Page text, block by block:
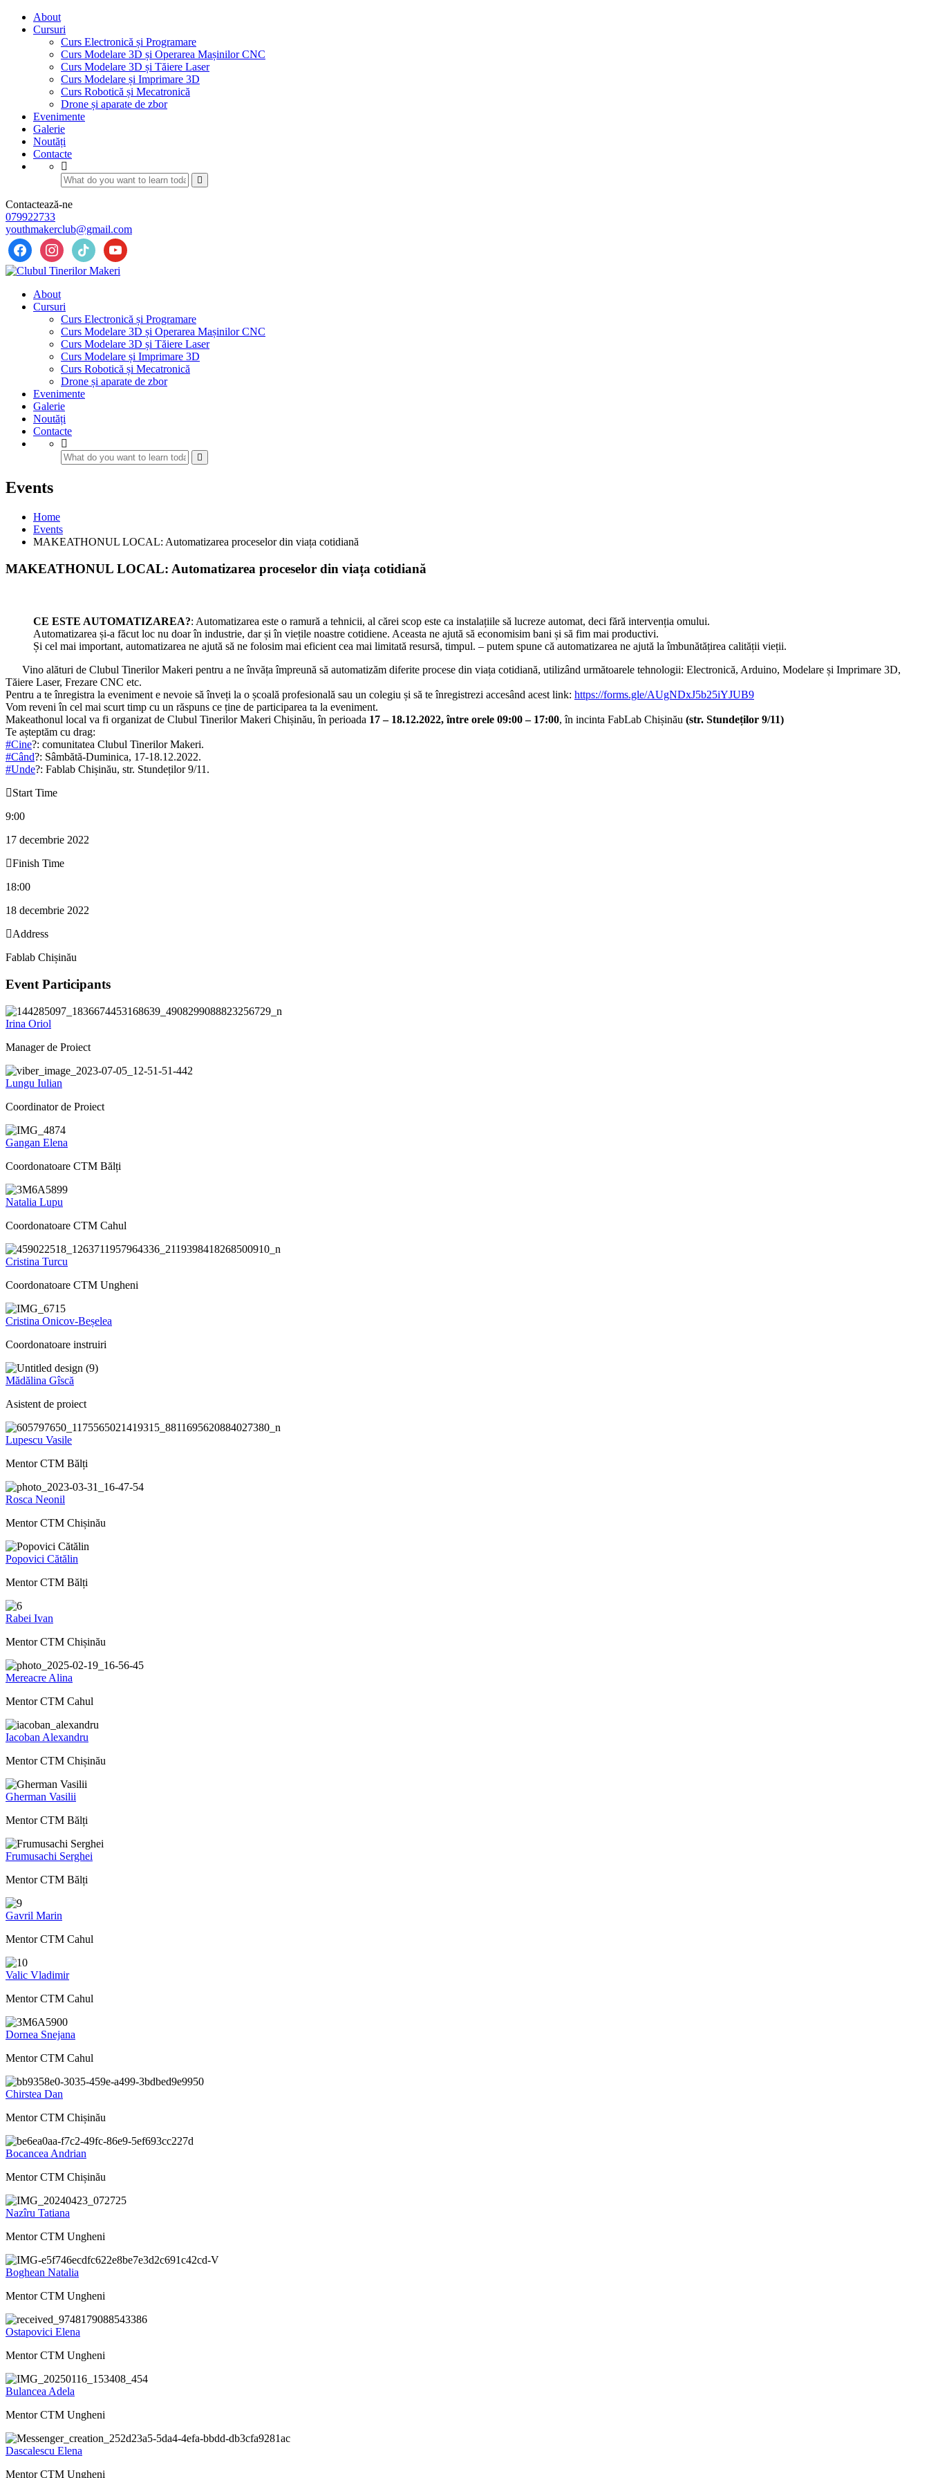
About
Cursuri
Curs Electronică și Programare
Curs Modelare 3D și Operarea Mașinilor CNC
Curs Modelare 3D și Tăiere Laser
Curs Modelare și Imprimare 3D
Curs Robotică și Mecatronică
Drone și aparate de zbor
Evenimente
Galerie
Noutăți
Contacte
Contactează-ne
079922733
youthmakerclub@gmail.com
facebookinstagramtiktok youtube
About
Cursuri
Curs Electronică și Programare
Curs Modelare 3D și Operarea Mașinilor CNC
Curs Modelare 3D și Tăiere Laser
Curs Modelare și Imprimare 3D
Curs Robotică și Mecatronică
Drone și aparate de zbor
Evenimente
Galerie
Noutăți
Contacte
Events
Home
Events
MAKEATHONUL LOCAL: Automatizarea proceselor din viața cotidiană
MAKEATHONUL LOCAL: Automatizarea proceselor din viața cotidiană
CE ESTE AUTOMATIZAREA?: Automatizarea este o ramură a tehnicii, al cărei scop este ca instalațiile să lucreze automat, deci fără intervenția omului.
Automatizarea și-a făcut loc nu doar în industrie, dar și în viețile noastre cotidiene. Aceasta ne ajută să economisim bani și să fim mai productivi.
Și cel mai important, automatizarea ne ajută să ne folosim mai eficient cea mai limitată resursă, timpul. – putem spune că automatizarea ne ajută la îmbunătățirea calității vieții.
Vino alături de Clubul Tinerilor Makeri pentru a ne învăța împreună să automatizăm diferite procese din viața cotidiană, utilizând următoarele tehnologii: Electronică, Arduino, Modelare și Imprimare 3D,
Tăiere Laser, Frezare CNC etc.
Pentru a te înregistra la eveniment e nevoie să înveți la o școală profesională sau un colegiu și să te înregistrezi accesând acest link: https://forms.gle/AUgNDxJ5b25iYJUB9
Vom reveni în cel mai scurt timp cu un răspuns ce ține de participarea ta la eveniment.
Makeathonul local va fi organizat de Clubul Tinerilor Makeri Chișinău, în perioada 17 – 18.12.2022, între orele 09:00 – 17:00, în incinta FabLab Chișinău (str. Stundeților 9/11)
Te așteptăm cu drag:
#Cine?: comunitatea Clubul Tinerilor Makeri.
#Când?: Sâmbătă-Duminica, 17-18.12.2022.
#Unde?: Fablab Chișinău, str. Stundeților 9/11.
Start Time
9:00
17 decembrie 2022
Finish Time
18:00
18 decembrie 2022
Address
Fablab Chișinău
Event Participants
Irina Oriol
Manager de Proiect
Lungu Iulian
Coordinator de Proiect
Gangan Elena
Coordonatoare CTM Bălți
Natalia Lupu
Coordonatoare CTM Cahul
Cristina Turcu
Coordonatoare CTM Ungheni
Cristina Onicov-Beșelea
Coordonatoare instruiri
Mădălina Gîscă
Asistent de proiect
Lupescu Vasile
Mentor CTM Bălți
Rosca Neonil
Mentor CTM Chișinău
Popovici Cătălin
Mentor CTM Bălți
Rabei Ivan
Mentor CTM Chișinău
Mereacre Alina
Mentor CTM Cahul
Iacoban Alexandru
Mentor CTM Chișinău
Gherman Vasilii
Mentor CTM Bălți
Frumusachi Serghei
Mentor CTM Bălți
Gavril Marin
Mentor CTM Cahul
Valic Vladimir
Mentor CTM Cahul
Dornea Snejana
Mentor CTM Cahul
Chirstea Dan
Mentor CTM Chișinău
Bocancea Andrian
Mentor CTM Chișinău
Nazîru Tatiana
Mentor CTM Ungheni
Boghean Natalia
Mentor CTM Ungheni
Ostapovici Elena
Mentor CTM Ungheni
Bulancea Adela
Mentor CTM Ungheni
Dascalescu Elena
Mentor CTM Ungheni